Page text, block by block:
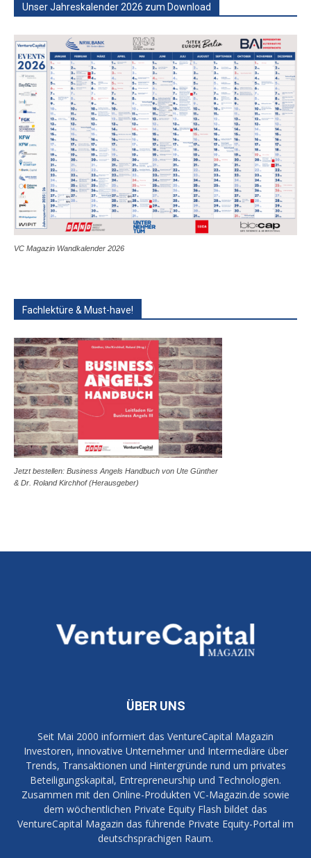
Unser Jahreskalender 2026 zum Download
VC Magazin Wandkalender 2026
Fachlektüre & Must-have!
Jetzt bestellen: Business Angels Handbuch von Ute Günther
& Dr. Roland Kirchhof (Herausgeber)
ÜBER UNS
Seit Mai 2000 informiert das VentureCapital Magazin
Investoren, innovative Unternehmer und Intermediäre über
Trends, Transaktionen und Hintergründe rund um privates
Beteiligungskapital, Entrepreneurship und Technologien.
Zusammen mit den Online-Produkten VC-Magazin.de sowie
dem wöchentlichen Private Equity Flash bildet das
VentureCapital Magazin das führende Private Equity-Portal im
deutschsprachigen Raum.